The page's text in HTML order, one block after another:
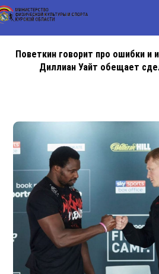
Поветкин говорит про ошибки и
Диллиан Уайт обещает